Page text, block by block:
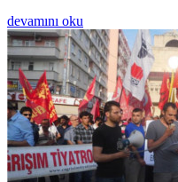
devamını oku